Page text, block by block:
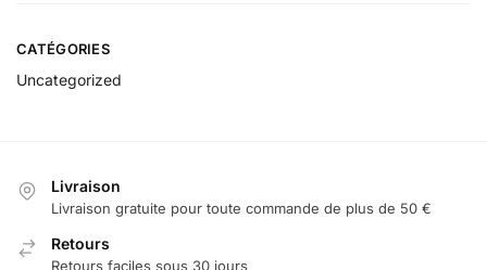
CATÉGORIES
Uncategorized
Livraison
Livraison gratuite pour toute commande de plus de 50 €
Retours
Retours faciles sous 30 jours